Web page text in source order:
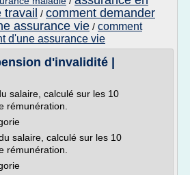
/ comment demander
assurance vie / comment
d'une assurance vie
d'invalidité |
salaire, calculé sur les 10
rémunération.
salaire, calculé sur les 10
rémunération.